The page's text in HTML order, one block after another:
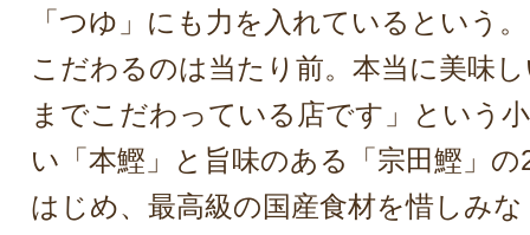
「つゆ」にも力を入れているという
こだわるのは当たり前。本当に美味
までこだわっている店です」という
い「本鰹」と旨味のある「宗田鰹」
はじめ、最高級の国産食材を惜しみ